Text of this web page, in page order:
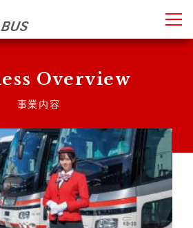
Overview
事業内容